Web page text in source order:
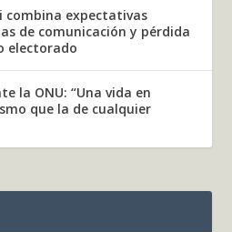
combina expectativas
de comunicación y pérdida
electorado
la ONU: “Una vida en
que la de cualquier